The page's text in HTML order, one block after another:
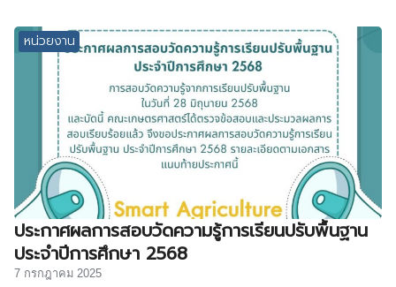
หน่วยงาน
ประกาศผลการสอบวัดความรู้การเรียนปรับพื้นฐาน
ประจำปีการศึกษา 2568
7 กรกฎาคม 2025